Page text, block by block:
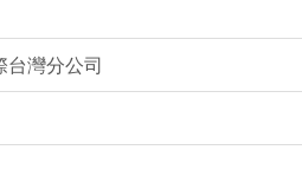
台灣分公司